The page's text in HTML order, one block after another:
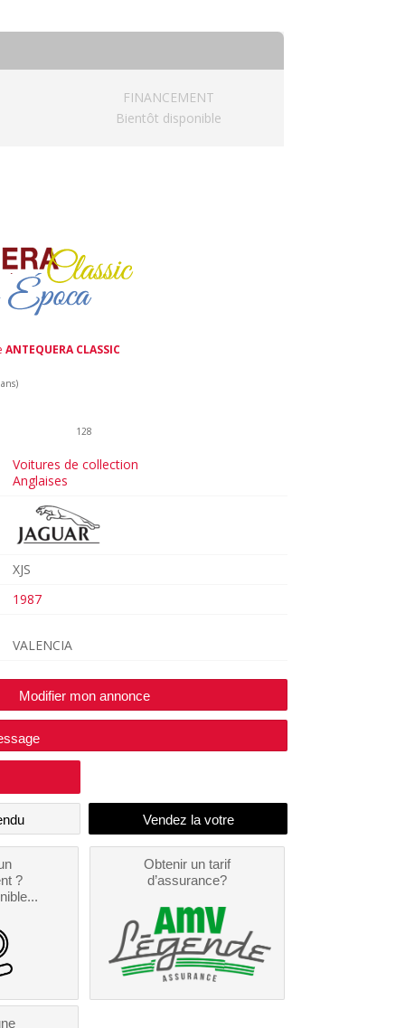
FINANCEMENT
Bientôt disponible
ANTEQUERA CLASSIC
128
Voitures de collection
Anglaises
XJS
1987
VALENCIA
Modifier mon annonce
?
Obtenir un tarif
d’assurance?